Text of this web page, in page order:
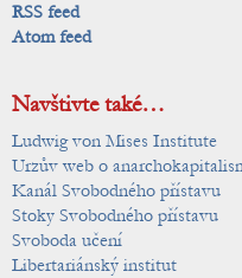
RSS feed
Atom feed
Navštivte také…
Ludwig von Mises Institute
Urzův web o
Kanál Svobodného přístavu
Stoky Svobodného přístavu
Svoboda učení
Libertariánský institut